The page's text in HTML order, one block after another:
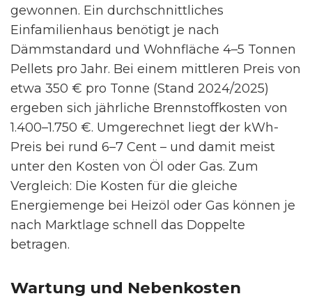
gewonnen. Ein durchschnittliches
Einfamilienhaus benötigt je nach
Dämmstandard und Wohnfläche 4–5 Tonnen
Pellets pro Jahr. Bei einem mittleren Preis von
etwa 350 € pro Tonne (Stand 2024/2025)
ergeben sich jährliche Brennstoffkosten von
1.400–1.750 €. Umgerechnet liegt der kWh-
Preis bei rund 6–7 Cent – und damit meist
unter den Kosten von Öl oder Gas. Zum
Vergleich: Die Kosten für die gleiche
Energiemenge bei Heizöl oder Gas können je
nach Marktlage schnell das Doppelte
betragen.
Wartung und Nebenkosten